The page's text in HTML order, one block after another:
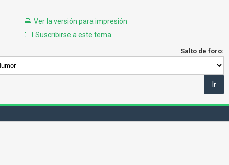
Ver la versión para impresión
Suscribirse a este tema
Salto de foro: